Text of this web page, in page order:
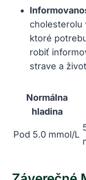
cholesterolu
ktoré
robiť
strave a
Normálna
hladina
Pod 5.0 ⁣mmol/L